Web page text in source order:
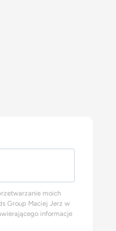
moich
Group Maciej Jerz w
informacje